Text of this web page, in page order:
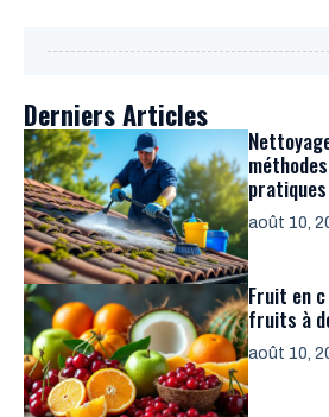
Derniers Articles
pratiques
août 10,
Fruit en
fruits à
août 10,